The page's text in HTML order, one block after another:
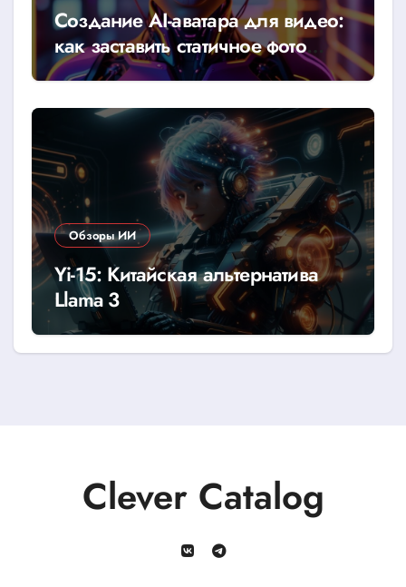
Создание AI-аватара для видео:
как заставить статичное фото
говорить
Обзоры ИИ
Yi-15: Китайская альтернатива
Llama 3
Clever Catalog